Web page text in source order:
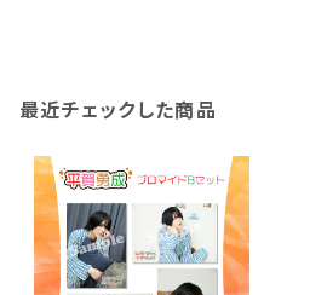
最近チェックした商品